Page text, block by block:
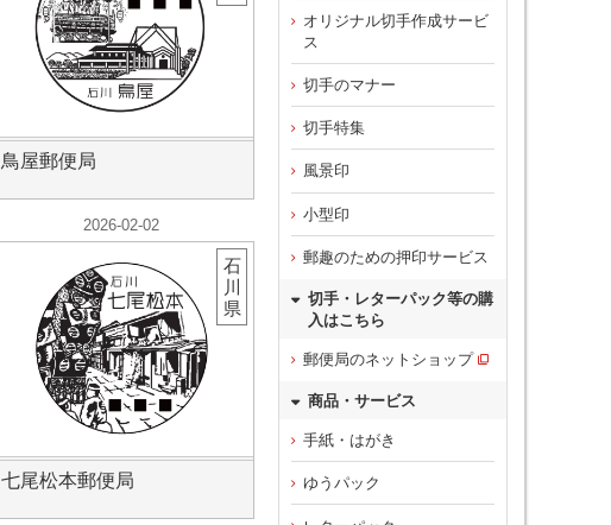
鳥屋郵便局
2026-02-02
七尾松本郵便局
石
川
県
オリジナル切手作成サービ
ス
切手のマナー
切手特集
風景印
小型印
郵趣のための押印サービス
切手・レターパック等の購
入はこちら
郵便局のネットショップ
商品・サービス
手紙・はがき
ゆうパック